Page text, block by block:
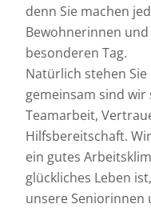
denn Sie machen
Bewohnerinnen
besonderen Tag.
Natürlich stehen
gemeinsam sind wir
Teamarbeit,
Hilfsbereitschaft.
ein gutes
glückliches Leben
unsere Seniorinnen